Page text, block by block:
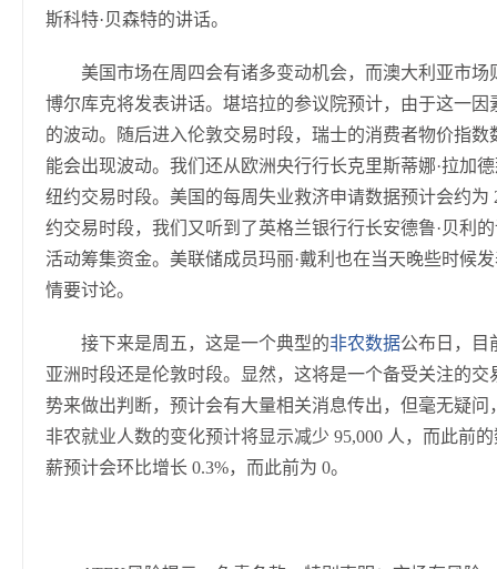
斯科特·贝森特的讲话。
美国市场在周四会有诸多变动机会，而澳大利亚市
博尔库克将发表讲话。堪培拉的参议院预计，由于这一
的波动。随后进入伦敦交易时段，瑞士的消费者物价指
能会出现波动。我们还从欧洲央行行长克里斯蒂娜·拉加
纽约交易时段。美国的每周失业救济申请数据预计会约为
约交易时段，我们又听到了英格兰银行行长安德鲁·贝利
活动筹集资金。美联储成员玛丽·戴利也在当天晚些时候
情要讨论。
接下来是周五，这是一个典型的非农数据公布日，目
亚洲时段还是伦敦时段。显然，这将是一个备受关注的
势来做出判断，预计会有大量相关消息传出，但毫无疑
非农就业人数的变化预计将显示减少 95,000 人，而此前
薪预计会环比增长 0.3%，而此前为 0。